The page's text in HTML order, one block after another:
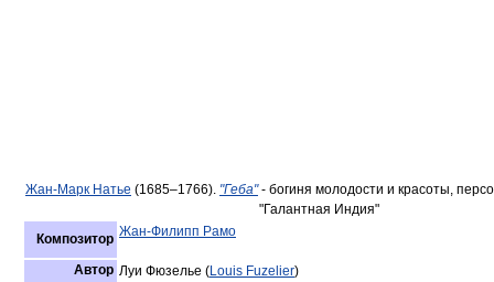
Жан-Марк Натье (1685–1766). "Геба"- богиня молодости и красоты,
"Галантная Индия"
Композитор Жан-Филипп Рамо
Автор Луи Фюзелье (Louis Fuzelier)